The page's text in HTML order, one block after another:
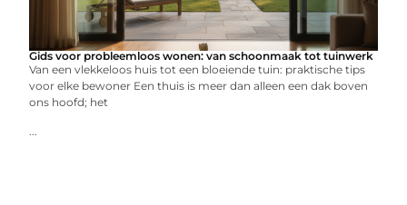
Gids voor probleemloos wonen: van schoonmaak tot tuinwerk
Van een vlekkeloos huis tot een bloeiende tuin: praktische tips
voor elke bewoner Een thuis is meer dan alleen een dak boven
ons hoofd; het
...